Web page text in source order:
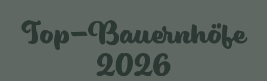
Top-Bauernhöfe
2026